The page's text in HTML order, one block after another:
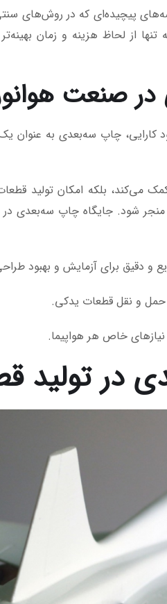
پیچیده‌ای که در روش‌های
از لحاظ هزینه و زمان
کارایی، چاپ سه‌بعدی به عنوان یک
می‌کند، بلکه امکان تولید
منجر شود. جایگاه چاپ سه‌بعدی
و دقیق برای آزمایش و بهبود
حمل و نقل قطعات یدکی.
خاص هر هواپیما.